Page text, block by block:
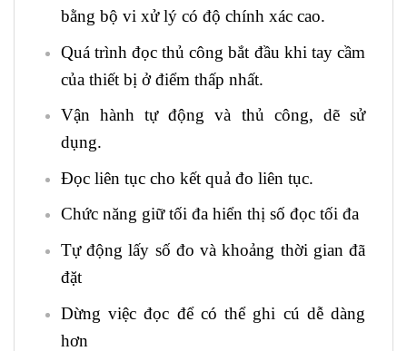
bằng bộ vi xử lý có độ chính xác cao.
Quá trình đọc thủ công bắt đầu khi tay cầm
của thiết bị ở điểm thấp nhất.
Vận hành tự động và thủ công, dẽ sử
dụng.
Đọc liên tục cho kết quả đo liên tục.
Chức năng giữ tối đa hiển thị số đọc tối đa
Tự động lấy số đo và khoảng thời gian đã
đặt
Dừng việc đọc để có thể ghi cú dễ dàng
hơn